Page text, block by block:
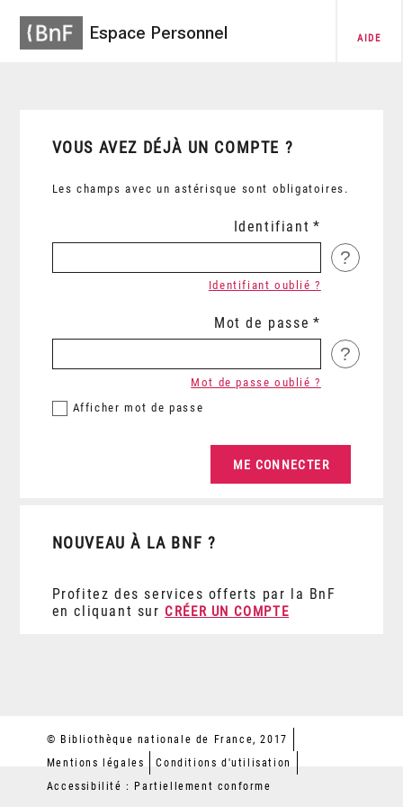
Espace Personnel AIDE
VOUS AVEZ DÉJÀ UN COMPTE ?
Les champs avec un astérisque sont obligatoires.
Identifiant
?
Identifiant oublié ?
Mot de passe
?
Afficher mot de passe
Mot de passe oublié ?
NOUVEAU À LA BNF ?
Profitez des services offerts par la BnF
en cliquant sur CRÉER UN COMPTE
© Bibliothèque nationale de France, 2017
Mentions légales
Conditions d'utilisation
Accessibilité : Partiellement conforme